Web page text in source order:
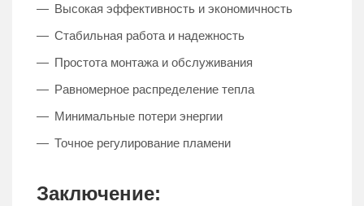
Высокая эффективность и экономичность
Стабильная работа и надежность
Простота монтажа и обслуживания
Равномерное распределение тепла
Минимальные потери энергии
Точное регулирование пламени
Заключение: